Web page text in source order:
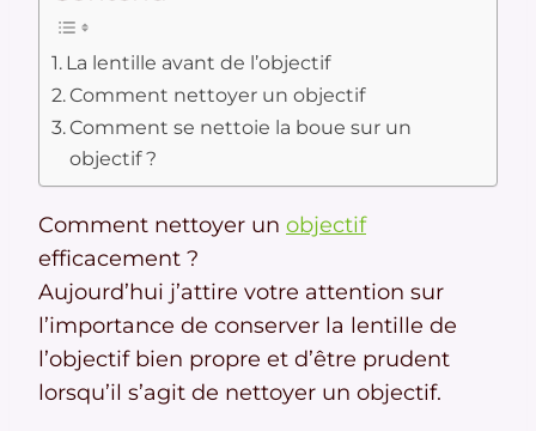
La lentille avant de l’objectif
Comment nettoyer un objectif
Comment se nettoie la boue sur un
objectif ?
Comment nettoyer un objectif
efficacement ?
Aujourd’hui j’attire votre attention sur
l’importance de conserver la lentille de
l’objectif bien propre et d’être prudent
lorsqu’il s’agit de nettoyer un objectif.